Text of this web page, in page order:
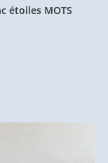
étoiles MOTS